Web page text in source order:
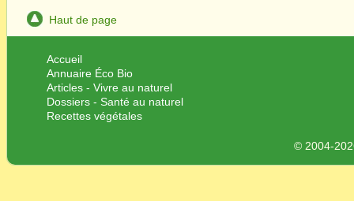
Haut de page
Accueil
Annuaire Éco Bio
Articles - Vivre au naturel
Dossiers - Santé au naturel
Recettes végétales
© 2004-